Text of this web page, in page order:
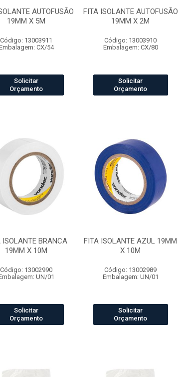
AUTOFUSÃO
19MM X 5M
Código: 13003911
CX/54
Solicitar
Orçamento
FITA ISOLANTE AUTOFUSÃO
19MM X 2M
Código: 13003910
Embalagem: CX/80
Solicitar
Orçamento
ISOLANTE BRANCA
19MM X 10M
Código: 13002990
UN/01
Solicitar
Orçamento
FITA ISOLANTE AZUL 19MM
X 10M
Código: 13002989
Embalagem: UN/01
Solicitar
Orçamento